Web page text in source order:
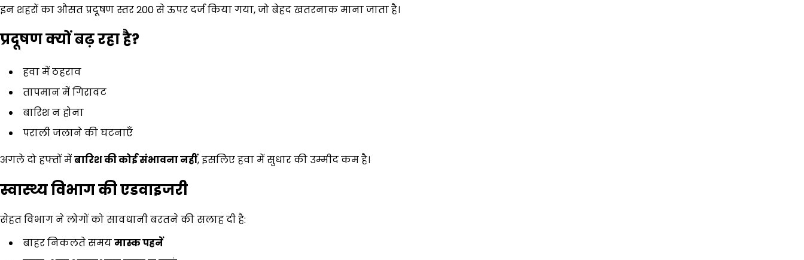
इन शहरों का औसत प्रदूषण स्तर 200 से ऊपर दर्ज किया गया, जो बेहद खतरनाक माना जाता है।
प्रदूषण क्यों बढ़ रहा है?
हवा में ठहराव
तापमान में गिरावट
बारिश न होना
पराली जलाने की घटनाएँ
अगले दो हफ्तों मेंबारिश की कोई संभावना नहीं, इसलिए हवा में सुधार की उम्मीद कम है।
स्वास्थ्य विभाग की एडवाइजरी
सेहत विभाग ने लोगों को सावधानी बरतने की सलाह दी है:
बाहर निकलते समयमास्क पहनें